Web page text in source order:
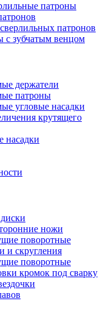
патроны
патронов
с зубчатым венцом
держатели
патроны
угловые насадки
крутящего
насадки
ножи
поворотные
и скругления
поворотные
кромок под сварку